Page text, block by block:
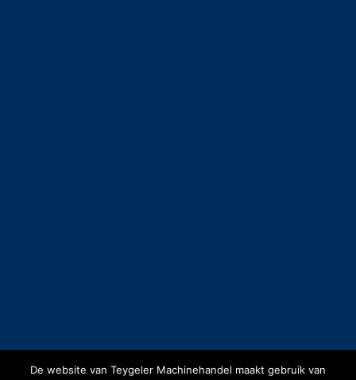
De website van Teygeler Machinehandel maakt gebruik van